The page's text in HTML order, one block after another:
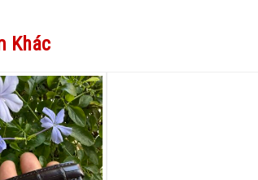
Khác